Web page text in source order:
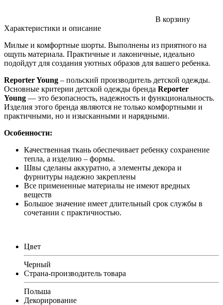
В корзину
Характеристики и описание
Милые и комфортные шорты. Выполнены из приятного на
ощупь материала. Практичные и лаконичные, идеально
подойдут для создания уютных образов для вашего ребенка.
Reporter Young – польский производитель детской одежды.
Основные критерии детской одежды бренда Reporter
Young — это безопасность, надежность и функциональность.
Изделия этого бренда являются не только комфортными и
практичными, но и изысканными и нарядными.
Особенности:
Качественная ткань обеспечивает ребенку сохранение
тепла, а изделию – формы.
Швы сделаны аккуратно, а элементы декора и
фурнитуры надежно закреплены
Все примененные материалы не имеют вредных
веществ
Большое значение имеет длительный срок службы в
сочетании с практичностью.
Цвет
Черный
Страна-производитель товара
Польша
Декорирование